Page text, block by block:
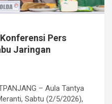
Pers
Jaringan
– Aula Tantya
Sabtu (2/5/2026),